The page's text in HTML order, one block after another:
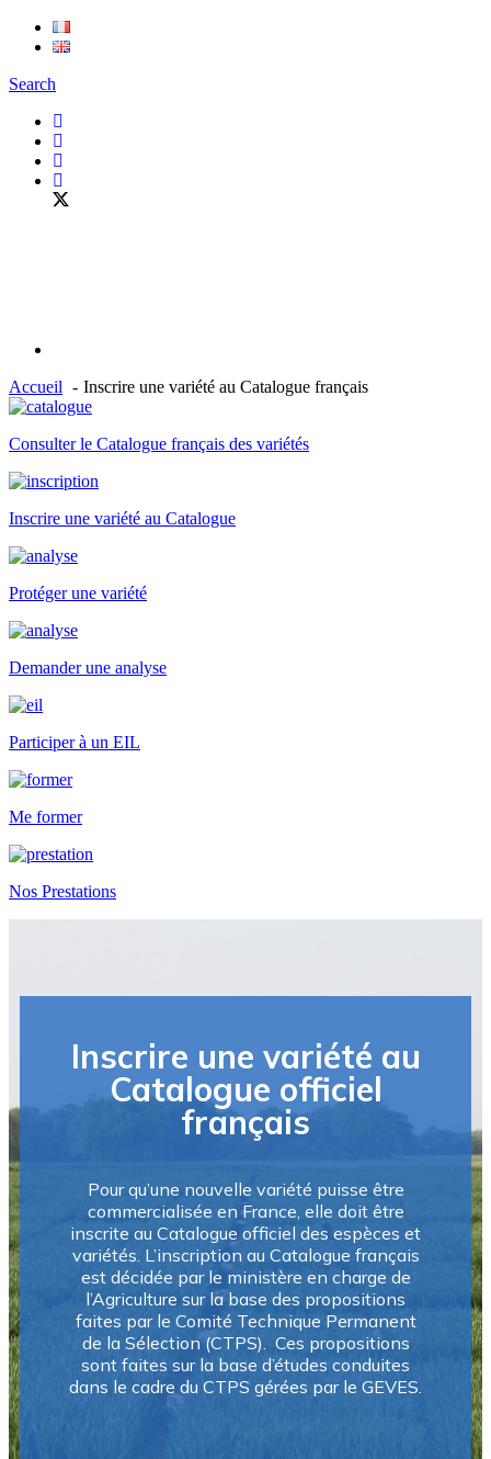
Search
Accueil Inscrire une variété au Catalogue français
Consulter le Catalogue français des variétés
Inscrire une variété au Catalogue
Protéger une variété
Demander une analyse
Participer à un EIL
Me former
Nos Prestations
Inscrire une variété au
Catalogue officiel
français​
Pour qu’une nouvelle variété puisse être
commercialisée en France, elle doit être
inscrite au Catalogue officiel des espèces et
variétés. L’inscription au Catalogue français
est décidée par le ministère en charge de
l’Agriculture sur la base des propositions
faites par le Comité Technique Permanent
de la Sélection (CTPS). Ces propositions
sont faites sur la base d’études conduites
dans le cadre du CTPS gérées par le GEVES.